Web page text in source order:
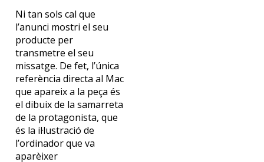
Ni tan sols cal que
l’anunci mostri el seu
producte per
transmetre el seu
missatge. De fet, l’única
referència directa al Mac
que apareix a la peça és
el dibuix de la samarreta
de la protagonista, que
és la il·lustració de
l’ordinador que va
aparèixer